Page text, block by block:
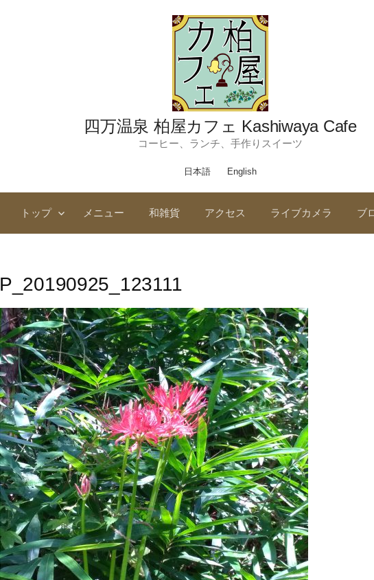
四万温泉 柏屋カフェ Kashiwaya Cafe
コーヒー、ランチ、手作りスイーツ
日本語 English
トップ メニュー 和雑貨 アクセス ライブカメラ ブ
P_20190925_123111